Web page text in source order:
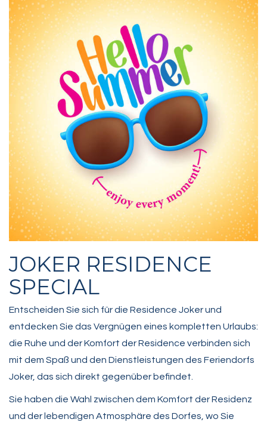
JOKER RESIDENCE
SPECIAL
Entscheiden Sie sich für die Residence Joker und
entdecken Sie das Vergnügen eines kompletten Urlaubs:
die Ruhe und der Komfort der Residence verbinden sich
mit dem Spaß und den Dienstleistungen des Feriendorfs
Joker, das sich direkt gegenüber befindet.
Sie haben die Wahl zwischen dem Komfort der Residenz
und der lebendigen Atmosphäre des Dorfes, wo Sie